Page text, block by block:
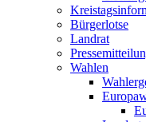
Bürgerlotse
Landrat
Wahlen